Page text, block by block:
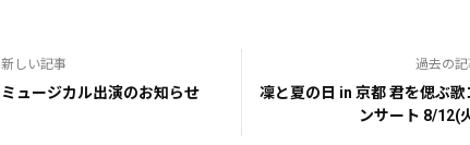
新しい記事
ミュージカル出演のお知らせ
過去の記
凜と夏の日 in 京都 君を偲ぶ歌
ンサート 8/12(